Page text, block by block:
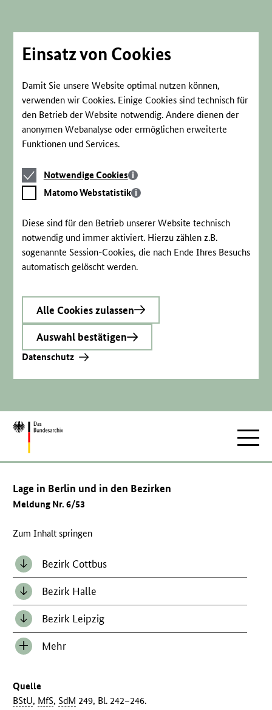
Einsatz von Cookies
Damit Sie unsere Website optimal nutzen können,
verwenden wir Cookies. Einige Cookies sind technisch für
den Betrieb der Website notwendig. Andere dienen der
anonymen Webanalyse oder ermöglichen erweiterte
Funktionen und Services.
Notwendige
Cookies
Notwendige Cookies
Matomo
Webstatistik
Matomo Webstatistik
Diese sind für den Betrieb unserer Website technisch
notwendig und immer aktiviert. Hierzu zählen z.B.
sogenannte Session-Cookies, die nach Ende Ihres Besuchs
automatisch gelöscht werden.
Alle Cookies zulassen
Auswahl bestätigen
Datenschutz
Zur
Lage in Berlin und in den Bezirken
Meldung Nr. 6/53
Zum Inhalt springen
Bezirk Cottbus
Bezirk Halle
Bezirk Leipzig
Inhalt Mehr
Quelle
BStU, MfS,SdM 249, Bl. 242–246.